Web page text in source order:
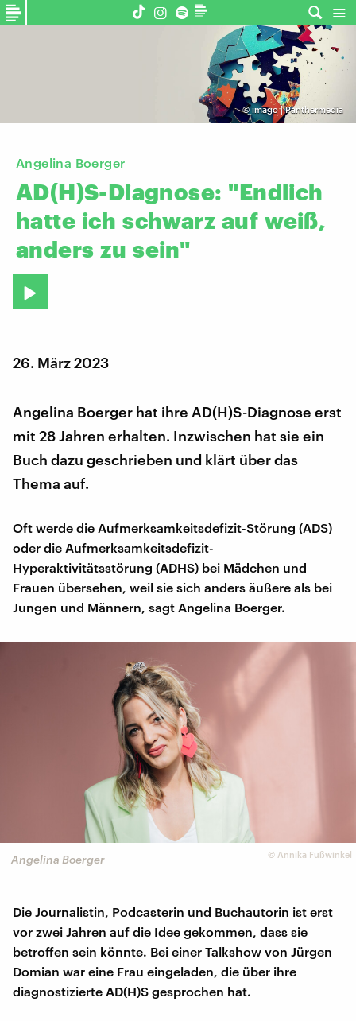
©imago | Panthermedia
Angelina Boerger
AD(H)S-Diagnose: "Endlich
hatte ich schwarz auf weiß,
anders zu sein"
26. März 2023
Angelina Boerger hat ihre AD(H)S-Diagnose erst
mit 28 Jahren erhalten. Inzwischen hat sie ein
Buch dazu geschrieben und klärt über das
Thema auf.
Oft werde die Aufmerksamkeitsdefizit-Störung (ADS)
oder die Aufmerksamkeitsdefizit-
Hyperaktivitätsstörung (ADHS) bei Mädchen und
Frauen übersehen, weil sie sich anders äußere als bei
Jungen und Männern, sagt Angelina Boerger.
© Annika Fußwinkel
Angelina Boerger
Die Journalistin, Podcasterin und Buchautorin ist erst
vor zwei Jahren auf die Idee gekommen, dass sie
betroffen sein könnte. Bei einer Talkshow von Jürgen
Domian war eine Frau eingeladen, die über ihre
diagnostizierte AD(H)S gesprochen hat.